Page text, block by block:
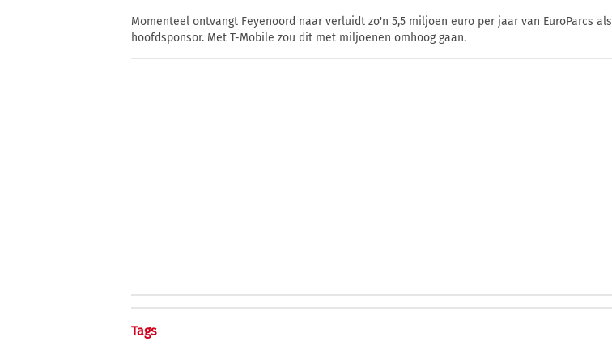
Momenteel ontvangt Feyenoord naar verluidt zo'n 5,5 miljoen euro per jaar van EuroParcs als
hoofdsponsor. Met T-Mobile zou dit met miljoenen omhoog gaan.
Tags